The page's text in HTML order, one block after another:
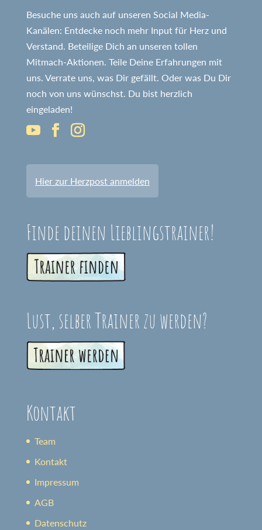
Besuche uns auch auf unseren Social Media-
Kanälen: Entdecke noch mehr Input für Herz und
Verstand. Beteilige Dich an unseren tollen
Mitmach-Aktionen. Teile Deine Erfahrungen mit
uns. Verrate uns, was Dir gefällt. Oder was Du Dir
noch von uns wünschst. Du bist herzlich
eingeladen!
Hier zur Herzpost anmelden
Finde deinen Lieblingstrainer!
Lust, selber Trainer zu werden?
Kontakt
Team
Kontakt
Impressum
AGB
Datenschutz